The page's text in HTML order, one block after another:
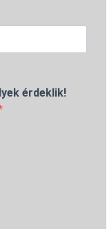
érdeklik!